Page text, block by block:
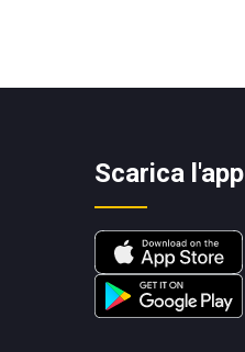
Scarica l'app